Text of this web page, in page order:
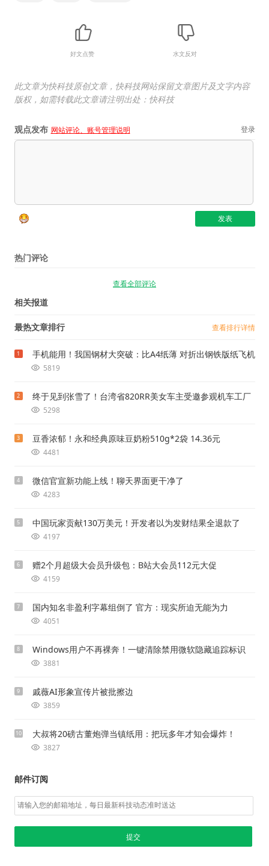
好文点赞 水文反对
此文章为快科技原创文章，快科技网站保留文章图片及文字内容
版权，如需转载此文章请注明出处：快科技
观点发布 网站评论、账号管理说明 登录
热门评论
查看全部评论
相关报道
最热文章排行 查看排行详情
1 手机能用！我国钢材大突破：比A4纸薄 对折出钢铁版纸飞机
5819
2 终于见到张雪了！台湾省820RR美女车主受邀参观机车工厂
5298
3 豆香浓郁！永和经典原味豆奶粉510g*2袋 14.36元
4481
4 微信官宣新功能上线！聊天界面更干净了
4283
5 中国玩家贡献130万美元！开发者以为发财结果全退款了
4197
6 赠2个月超级大会员升级包：B站大会员112元大促
4159
7 国内知名非盈利字幕组倒了 官方：现实所迫无能为力
4051
8 Windows用户不再裸奔！一键清除禁用微软隐藏追踪标识
3881
9 戚薇AI形象宣传片被批擦边
3859
10 大叔将20磅古董炮弹当镇纸用：把玩多年才知会爆炸！
3827
邮件订阅